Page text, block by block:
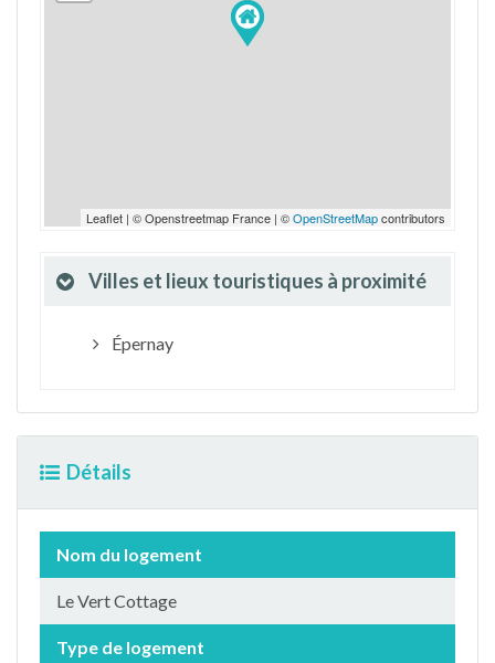
Leaflet | © Openstreetmap France | ©OpenStreetMapcontributors
Villes et lieux touristiques à proximité
Épernay
Détails
Nom du logement
Le Vert Cottage
Type de logement